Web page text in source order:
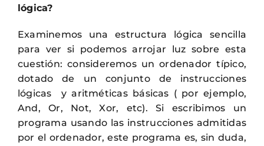
lógica?
Examinemos una estructura lógica sencilla
para ver si podemos arrojar luz sobre esta
cuestión: consideremos un ordenador típico,
dotado de un conjunto de instrucciones
lógicas y aritméticas básicas ( por ejemplo,
And, Or, Not, Xor, etc). Si escribimos un
programa usando las instrucciones admitidas
por el ordenador, este programa es, sin duda,